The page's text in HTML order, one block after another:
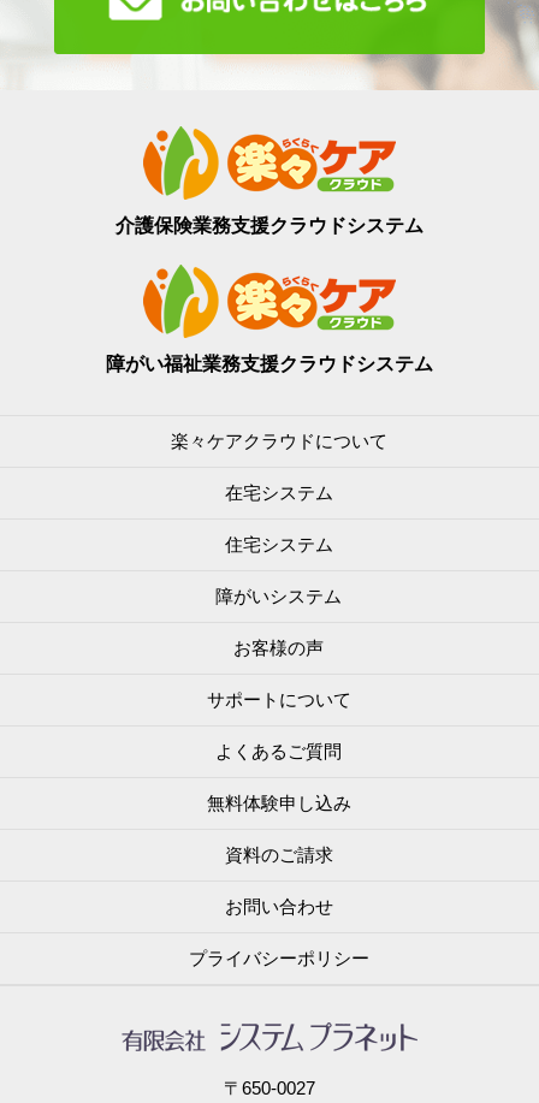
介護保険業務支援クラウドシステム
障がい福祉業務支援クラウドシステム
楽々ケアクラウドについて
在宅システム
住宅システム
障がいシステム
お客様の声
サポートについて
よくあるご質問
無料体験申し込み
資料のご請求
お問い合わせ
プライバシーポリシー
〒650-0027